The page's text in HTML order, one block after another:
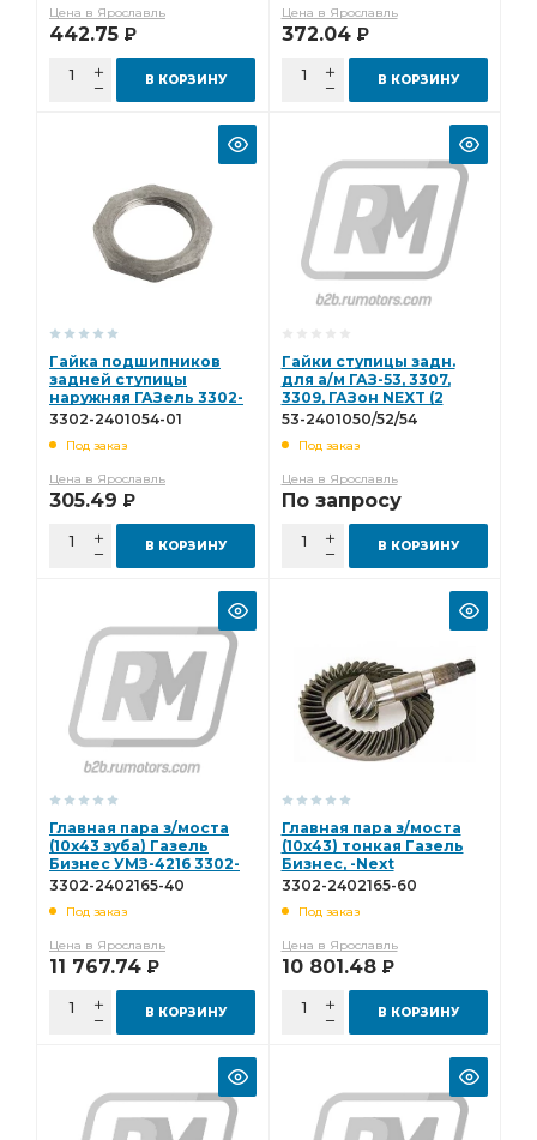
Цена в Ярославль
442.75 Р
В КОРЗИНУ
Цена в Ярославль
372.04 Р
В КОРЗИНУ
Гайка подшипников
задней ступицы
наружняя ГАЗель 3302-
2401054-01
3302-2401054-01
Под заказ
Цена в Ярославль
305.49 Р
В КОРЗИНУ
Гайки ступицы задн.
для а/м ГАЗ-53, 3307,
3309, ГАЗон NEXT (2
гайки + шайба) РУБИН
53-2401050/52/54
Под заказ
Цена в Ярославль
По запросу
В КОРЗИНУ
Главная пара з/моста
(10х43 зуба) Газель
Бизнес УМЗ-4216 3302-
2402165-40
3302-2402165-40
Под заказ
Цена в Ярославль
11 767.74 Р
В КОРЗИНУ
Главная пара з/моста
(10х43) тонкая Газель
Бизнес, -Next
УМЗ-42164, А-274,
2402165-60
3302-2402165-60
Под заказ
Цена в Ярославль
10 801.48 Р
В КОРЗИНУ